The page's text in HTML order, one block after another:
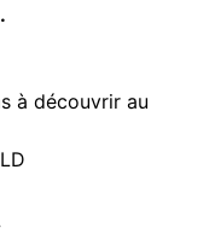
à découvrir au